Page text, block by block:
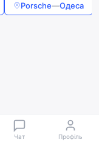
Porsche—Одеса
Чат Профіль